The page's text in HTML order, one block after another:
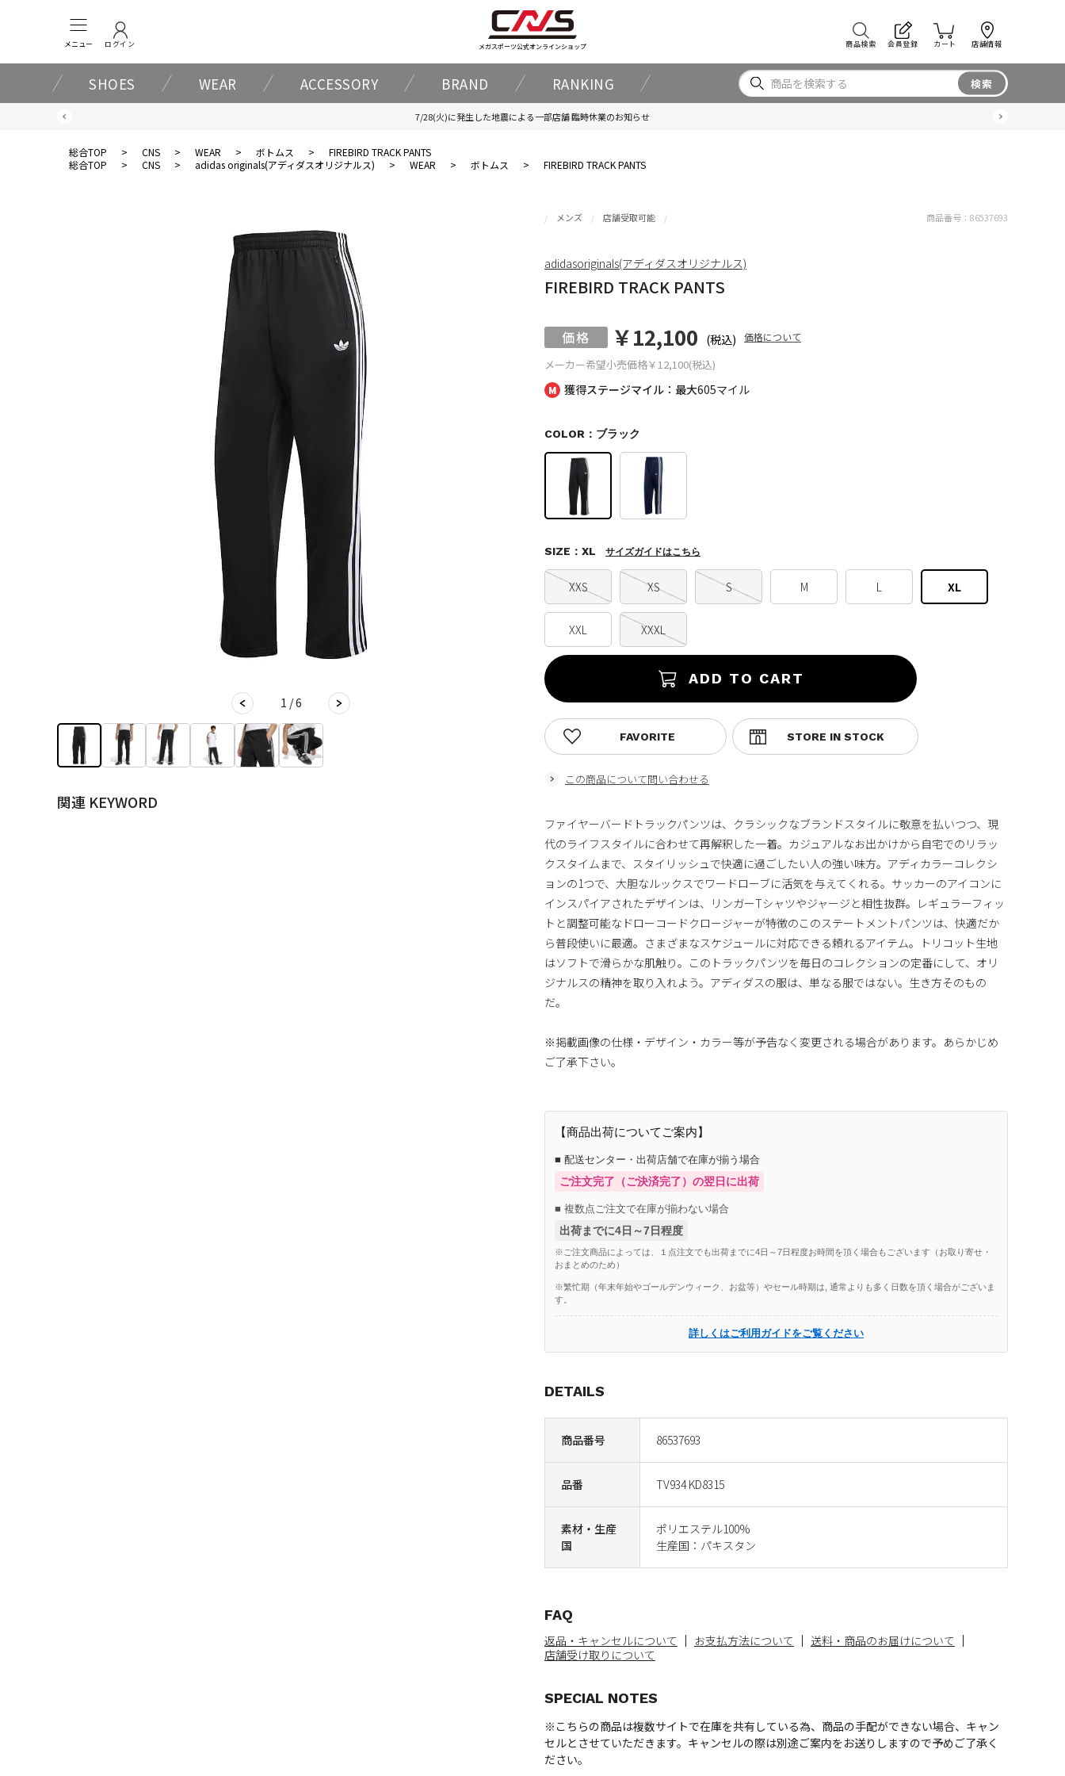
メニュー ログイン メガスポーツ公式オンラインショップ 商品検索 会員登録 カート 店舗情報
SHOES WEAR ACCESSORY BRAND RANKING 検索
7/28(火)に発生した地震による一部店舗 臨時休業のお知らせ
総合TOP > CNS > WEAR > ボトムス >
FIREBIRD TRACK PANTS
総合TOP
> CNS > adidas originals(アディダスオリジナルス) > WEAR > ボトムス > FIREBIRD TRACK PANTS
1 / 6
関連 KEYWORD
獲得ステージマイル：最大605マイル
メンズ 店舗受取可能
FIREBIRD TRACK PANTS
メーカー希望小売価格￥12,100(税込)
￥12,100 (税込) 価格について
商品番号 86537693
品番 TV934 KD8315
素材・生産
国
ポリエステル100%
生産国：パキスタン
COLOR：ブラック
XXS XS S M L XL
XXL XXXL
SIZE：XL サイズガイドはこちら
ADD TO CART
この商品について問い合わせる
FAVORITE
商品番号： 86537693
adidasoriginals(アディダスオリジナルス)
ファイヤーバードトラックパンツは、クラシックなブランドスタイルに敬意を払いつつ、現
代のライフスタイルに合わせて再解釈した一着。カジュアルなお出かけから自宅でのリラッ
クスタイムまで、スタイリッシュで快適に過ごしたい人の強い味方。アディカラーコレクシ
ョンの1つで、大胆なルックスでワードローブに活気を与えてくれる。サッカーのアイコンに
インスパイアされたデザインは、リンガーTシャツやジャージと相性抜群。レギュラーフィッ
トと調整可能なドローコードクロージャーが特徴のこのステートメントパンツは、快適だか
ら普段使いに最適。さまざまなスケジュールに対応できる頼れるアイテム。トリコット生地
はソフトで滑らかな肌触り。このトラックパンツを毎日のコレクションの定番にして、オリ
ジナルスの精神を取り入れよう。アディダスの服は、単なる服ではない。生き方そのもの
だ。
※掲載画像の仕様・デザイン・カラー等が予告なく変更される場合があります。あらかじめ
ご了承下さい。
【商品出荷についてご案内】
■ 配送センター・出荷店舗で在庫が揃う場合
ご注文完了（ご決済完了）の翌日に出荷
■ 複数点ご注文で在庫が揃わない場合
出荷までに4日～7日程度
※ご注文商品によっては、１点注文でも出荷までに4日～7日程度お時間を頂く場合もございます（お取り寄せ・
おまとめのため）
※繁忙期（年末年始やゴールデンウィーク、お盆等）やセール時期は, 通常よりも多く日数を頂く場合がございま
す。
詳しくはご利用ガイドをご覧ください
DETAILS
FAQ
返品・キャンセルについて お支払方法について
送料・商品のお届けについて
店舗受け取りについて
SPECIAL NOTES
※こちらの商品は複数サイトで在庫を共有している為、商品の手配ができない場合、キャン
セルとさせていただきます。キャンセルの際は別途ご案内をお送りしますので予めご了承く
ださい。